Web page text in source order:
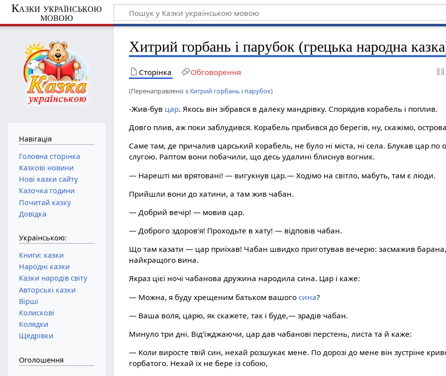
Казки українською
мовою
Хитрий горбань і парубок (грецька народна
Сторінка Обговорення
(Перенаправлено зХитрий горбань і парубок)
-Жив-був цар. Якось він зібрався в далеку мандрівку. Спорядив корабель і поплив.
Довго плив, аж поки заблудився. Корабель прибився до берегів, ну, скажімо,
Саме там, де причалив царський корабель, не було ні міста, ні села. Блукав цар по
слугою. Раптом вони побачили, що десь удалині блиснув вогник.
— Нарешті ми врятовані! — вигукнув цар.— Ходімо на світло, мабуть, там є люди.
Прийшли вони до хатини, а там жив чабан.
— Добрий вечір! — мовив цар.
— Доброго здоров’я! Проходьте в хату! — відповів чабан.
Що там казати — цар приїхав! Чабан швидко приготував вечерю: засмажив барана,
найкращого вина.
Якраз цієї ночі чабанова дружина народила сина. Цар і каже:
— Можна, я буду хрещеним батьком вашогосина?
— Ваша воля, царю, як скажете, так і буде,— зрадів чабан.
Минуло три дні. Від’їжджаючи, цар дав чабанові перстень, листа та й каже:
— Коли виросте твій син, нехай розшукає мене. По дорозі до мене він зустріне
горбатого. Нехай їх не бере із собою,
Навігація
Головна сторінка
Казкові новини
Нові казки сайту
Казочка години
Почитай казку
Довідка
Українською:
Книги: казки
Народні казки
Казки народів світу
Авторські казки
Вірші
Колискові
Колядки
Щедрівки
Оголошення